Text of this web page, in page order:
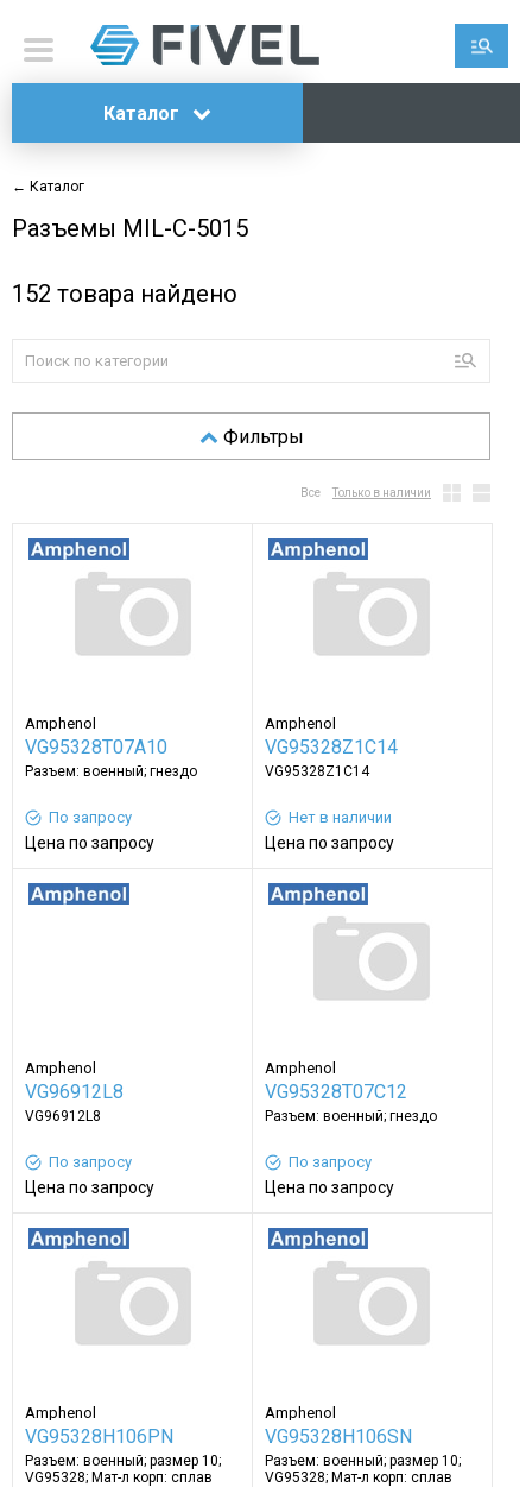
Каталог
← Каталог
Разъeмы MIL-C-5015
152 товара найдено
Фильтры
Все Только в наличии
Amphenol
VG95328T07A10
Разъем: военный; гнездо
По запросу
Цена по запросу
Amphenol
VG95328Z1C14
VG95328Z1C14
Нет в наличии
Цена по запросу
Amphenol
VG96912L8
VG96912L8
По запросу
Цена по запросу
Amphenol
VG95328T07C12
Разъем: военный; гнездо
По запросу
Цена по запросу
Amphenol
VG95328H106PN
Разъем: военный; размер 10;
VG95328; Мат-л корп: сплав
Amphenol
VG95328H106SN
Разъем: военный; размер 10;
VG95328; Мат-л корп: сплав